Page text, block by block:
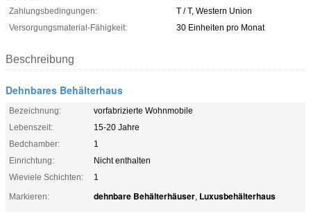
Zahlungsbedingungen:
T / T, Western Union
Versorgungsmaterial-Fähigkeit:
30 Einheiten pro Monat
Beschreibung
Dehnbares Behälterhaus
Bezeichnung:
vorfabrizierte Wohnmobile
Lebenszeit:
15-20 Jahre
Bedchamber:
1
Einrichtung:
Nicht enthalten
Wieviele Schichten:
1
Markieren:
dehnbare Behälterhäuser, Luxusbehälterhaus